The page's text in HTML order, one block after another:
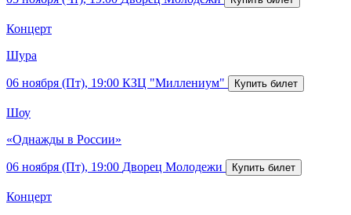
Концерт
Шура
06 ноября (Пт), 19:00 КЗЦ "Миллениум"
Шоу
«Однажды в России»
06 ноября (Пт), 19:00 Дворец Молодежи
Концерт